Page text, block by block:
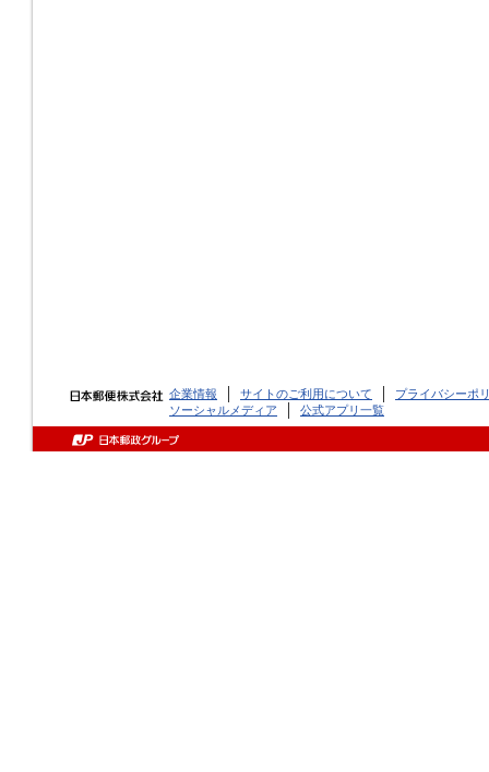
企業情報 サイトのご利用について
プライバシーポ
ソーシャルメディア
公式アプリ一覧